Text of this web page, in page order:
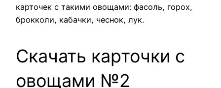
карточек с такими овощами: фасоль, горох,
брокколи, кабачки, чеснок, лук.
Скачать карточки с
овощами №2